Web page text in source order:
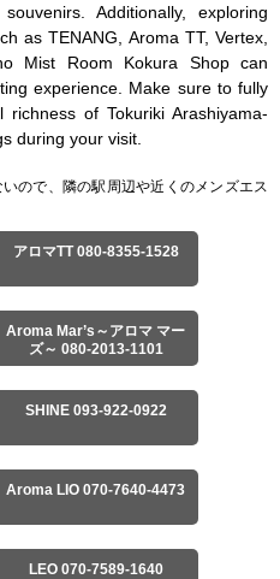
Additionally, exploring
as TENANG, Aroma TT, Vertex,
Mist Room Kokura Shop can
experience. Make sure to fully
of Tokuriki Arashiyama-
during your visit.
ので、隣の駅周辺や近くのメンズエス
アロマTT 080-8355-1528
Aroma Mar’s～アロマ マー
ズ～ 080-2013-1101
SHINE 093-922-0922
Aroma LIO 070-7640-4473
LEO 070-7589-1640